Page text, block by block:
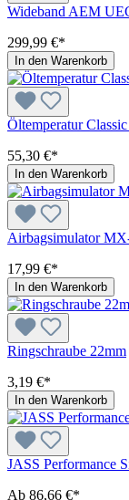
Wideband AEM
299,99 €*
In den Warenkorb
Öltemperatur
55,30 €*
In den Warenkorb
Airbagsimulator
17,99 €*
In den Warenkorb
Ringschraube 22mm
3,19 €*
In den Warenkorb
JASS Performance
Ab 86,66 €*